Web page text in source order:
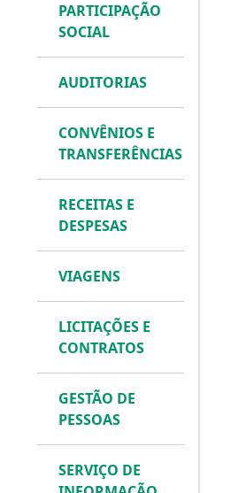
PARTICIPAÇÃO
SOCIAL
AUDITORIAS
CONVÊNIOS E
TRANSFERÊNCIAS
RECEITAS E
DESPESAS
VIAGENS
LICITAÇÕES E
CONTRATOS
GESTÃO DE
PESSOAS
SERVIÇO DE